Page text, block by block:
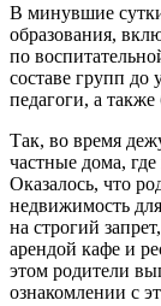
В минувшие
образования,
по
составе групп до
педагоги, а
Так, во время
частные дома,
Оказалось, что
недвижимость
на строгий
арендой кафе и
этом родители
ознакомлении с